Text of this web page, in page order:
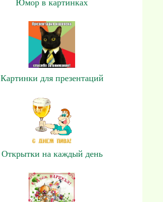
Юмор в картинках
Картинки для презентаций
Открытки на каждый день